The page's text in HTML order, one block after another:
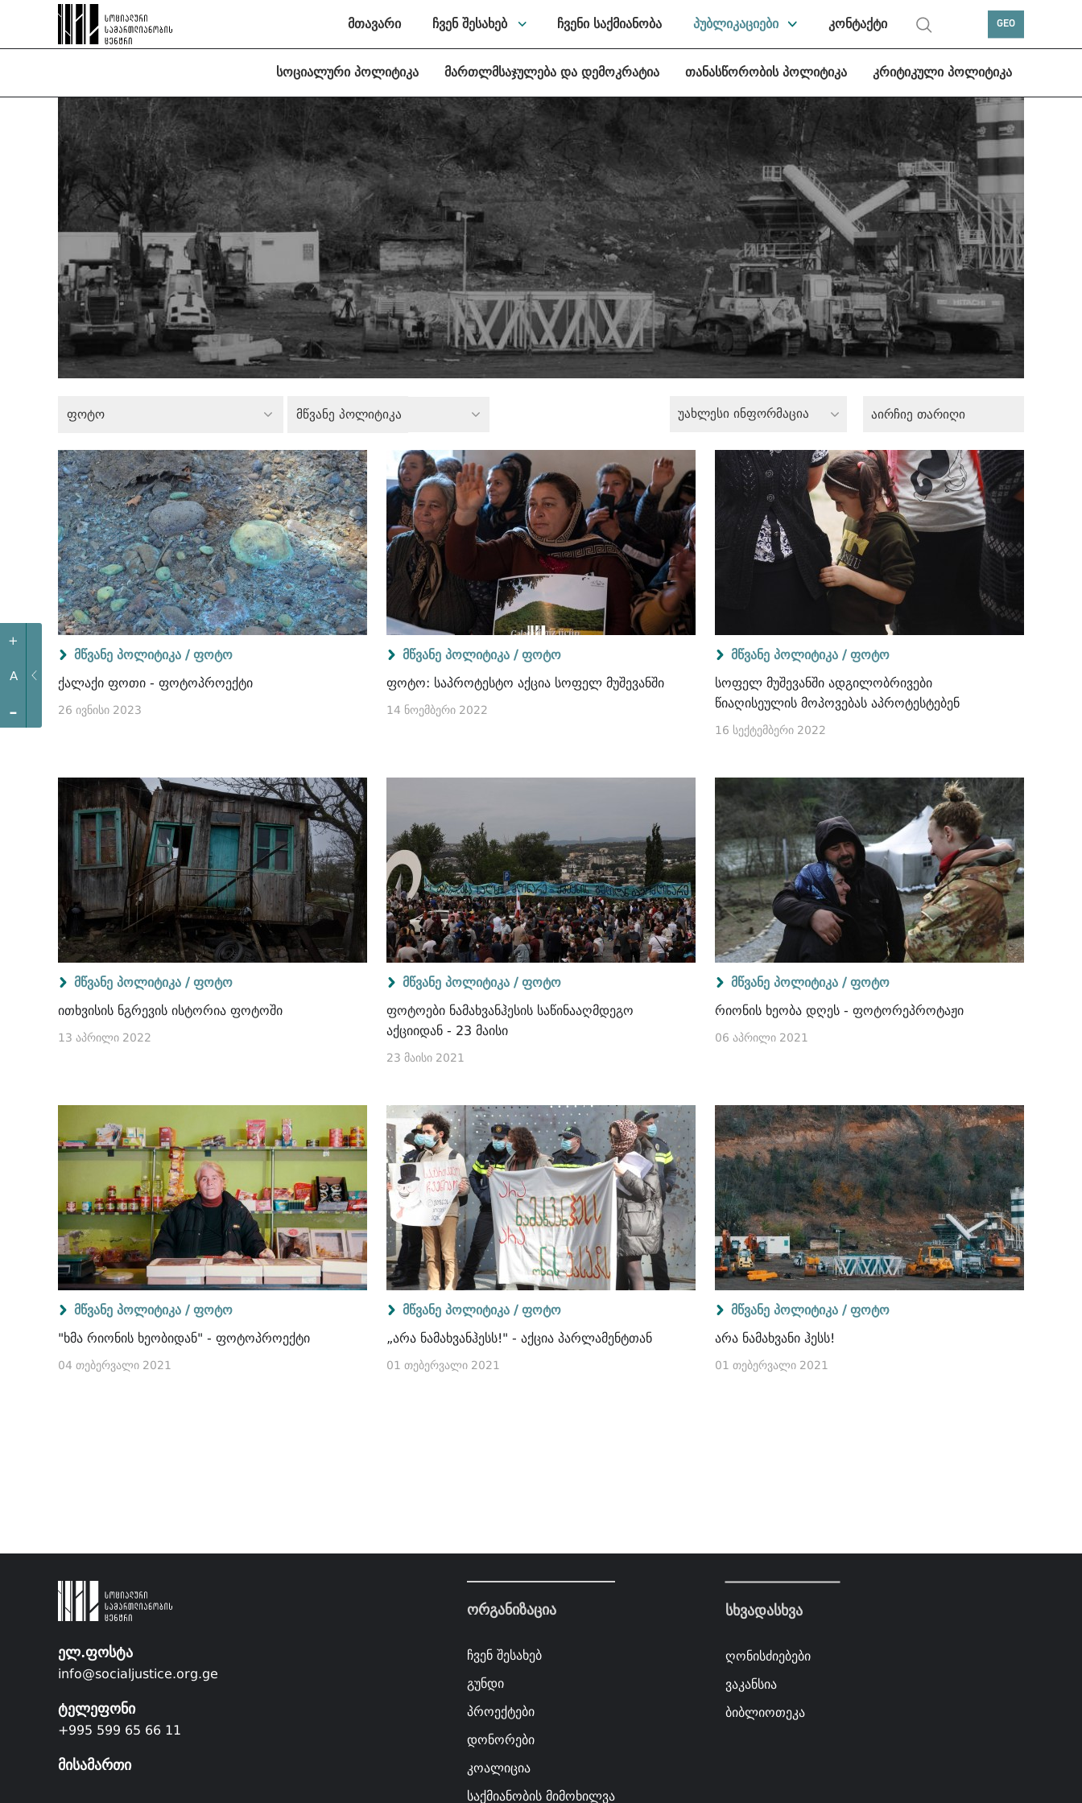
+
A
-
მთავარი ჩვენ შესახებ ჩვენი საქმიანობა პუბლიკაციები კონტაქტი GEO
სოციალური პოლიტიკა მართლმსაჯულება და დემოკრატია თანასწორობის პოლიტიკა კრიტიკული პოლიტიკა
ფოტო მწვანე პოლიტიკა უახლესი ინფორმაცია
მწვანე პოლიტიკა / ფოტო
ქალაქი ფოთი - ფოტოპროექტი
26 ივნისი 2023
მწვანე პოლიტიკა / ფოტო
ფოტო: საპროტესტო აქცია სოფელ მუშევანში
14 ნოემბერი 2022
მწვანე პოლიტიკა / ფოტო
სოფელ მუშევანში ადგილობრივები
წიაღისეულის მოპოვებას აპროტესტებენ
16 სექტემბერი 2022
მწვანე პოლიტიკა / ფოტო
ითხვისის ნგრევის ისტორია ფოტოში
13 აპრილი 2022
მწვანე პოლიტიკა / ფოტო
ფოტოები ნამახვანჰესის საწინააღმდეგო
აქციიდან - 23 მაისი
23 მაისი 2021
მწვანე პოლიტიკა / ფოტო
რიონის ხეობა დღეს - ფოტორეპროტაჟი
06 აპრილი 2021
მწვანე პოლიტიკა / ფოტო
"ხმა რიონის ხეობიდან" - ფოტოპროექტი
04 თებერვალი 2021
მწვანე პოლიტიკა / ფოტო
„არა ნამახვანჰესს!" - აქცია პარლამენტთან
01 თებერვალი 2021
მწვანე პოლიტიკა / ფოტო
არა ნამახვანი ჰესს!
01 თებერვალი 2021
ელ.ფოსტა
info@socialjustice.org.ge
ტელეფონი
+995 599 65 66 11
მისამართი
ორგანიზაცია
ჩვენ შესახებ
გუნდი
პროექტები
დონორები
კოალიცია
საქმიანობის მიმოხილვა
სხვადასხვა
ღონისძიებები
ვაკანსია
ბიბლიოთეკა